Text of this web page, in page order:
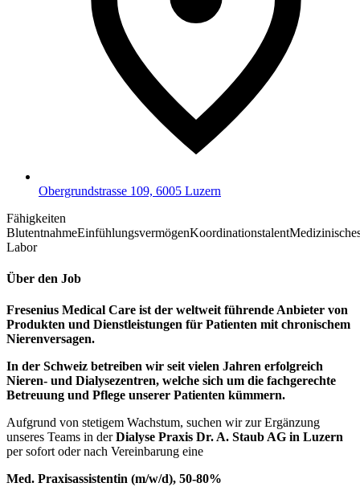
Obergrundstrasse 109, 6005 Luzern
Fähigkeiten
BlutentnahmeEinfühlungsvermögenKoordinationstalent
Labor
Über den Job
Fresenius Medical Care ist der weltweit führende Anbieter von
Produkten und Dienstleistungen für Patienten mit chronischem
Nierenversagen.
In der Schweiz betreiben wir seit vielen Jahren erfolgreich
Nieren- und Dialysezentren, welche sich um die fachgerechte
Betreuung und Pflege unserer Patienten kümmern.
Aufgrund von stetigem Wachstum, suchen wir zur Ergänzung
unseres Teams in derDialyse Praxis Dr. A. Staub AG in Luzern
per sofort oder nach Vereinbarung eine
Med. Praxisassistentin (m/w/d), 50-80%